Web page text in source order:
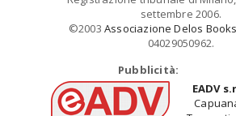
settembre 2006.
©2003 Associazione Delos Books
04029050962.
Pubblicità:
EADV